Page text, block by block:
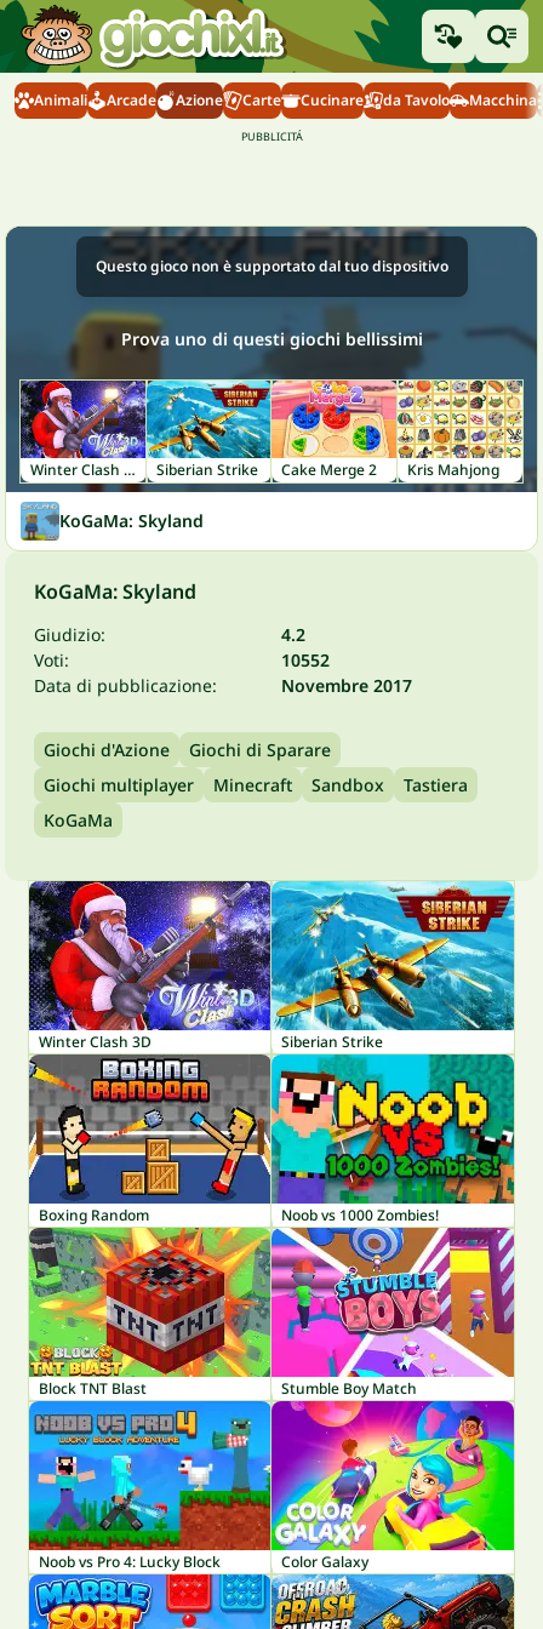
Animali Arcade Azione Carte Cucinare da Tavolo Macchina
Questo gioco non è supportato dal tuo dispositivo
Prova uno di questi giochi bellissimi
Winter Clash 3D Siberian Strike Cake Merge 2 Kris Mahjong
KoGaMa: Skyland
KoGaMa: Skyland
Giudizio:
4.2
Voti:
10552
Data di pubblicazione:
Novembre 2017
Giochi d'Azione
Giochi di Sparare
Giochi multiplayer
Minecraft Sandbox
Tastiera
KoGaMa
Winter Clash 3D Siberian Strike
Boxing Random Noob vs 1000 Zombies!
Block TNT Blast Stumble Boy Match
Noob vs Pro 4: Lucky Block Color Galaxy